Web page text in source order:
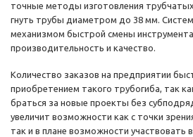
точные методы изготовления
гнуть трубы диаметром до 38 мм.
механизмом быстрой смены
производительность и качество.
Количество заказов на предприятии
приобретением такого трубогиба, так
браться за новые проекты без
увеличит возможности как с точки
так и в плане возможности участвовать